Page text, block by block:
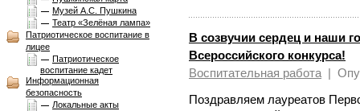
Музей А.С. Пушкина
Театр «Зелёная лампа»
Патриотическое воспитание в
лицее
Патриотическое
воспитание кадет
Информационная
безопасность
Локальные акты
В созвучии сердец и наши
Всероссийского конкурса!
Воспитательная работа |
Поздравляем лауреатов